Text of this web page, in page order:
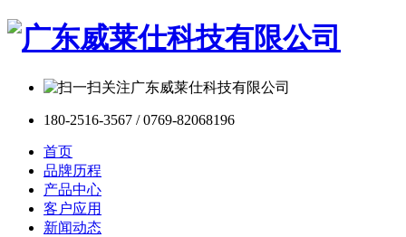
180-2516-3567 / 0769-82068196
首页
品牌历程
产品中心
客户应用
新闻动态